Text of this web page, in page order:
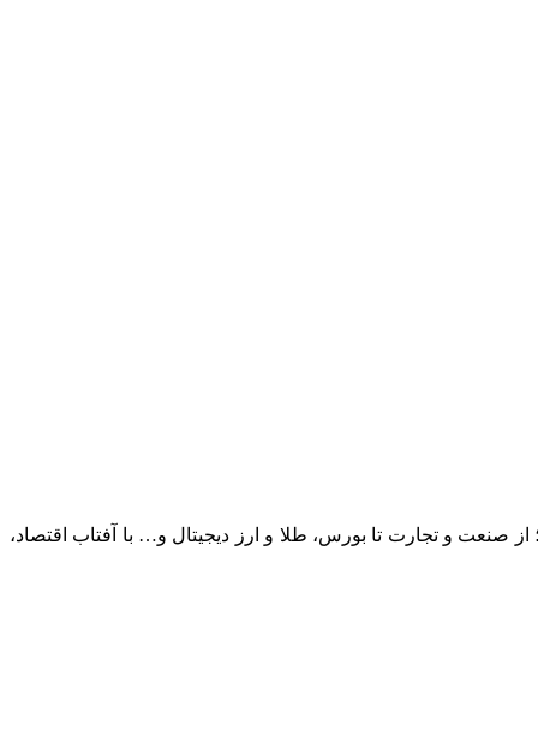
از صنعت و تجارت تا بورس، طلا و ارز دیجیتال و… با آفتاب اقتصاد،